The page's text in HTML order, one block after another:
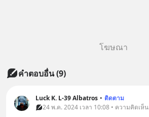
โฆษณา
คำตอบอื่น(9)
Luck K. L-39 Albatros • ติดตาม
24 พ.ค. 2024 เวลา 10:08 • ความคิดเห็น